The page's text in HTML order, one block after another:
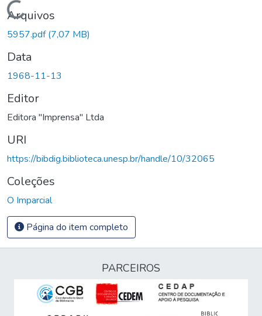
Carregando...
Arquivos
5957.pdf(7,07 MB)
Data
1968-11-13
Editor
Editora "Imprensa" Ltda
URI
https://bibdig.biblioteca.unesp.br/handle/10/32065
Coleções
O Imparcial
Página do item completo
PARCEIROS